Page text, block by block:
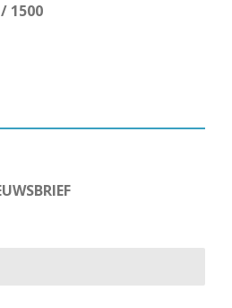
1500